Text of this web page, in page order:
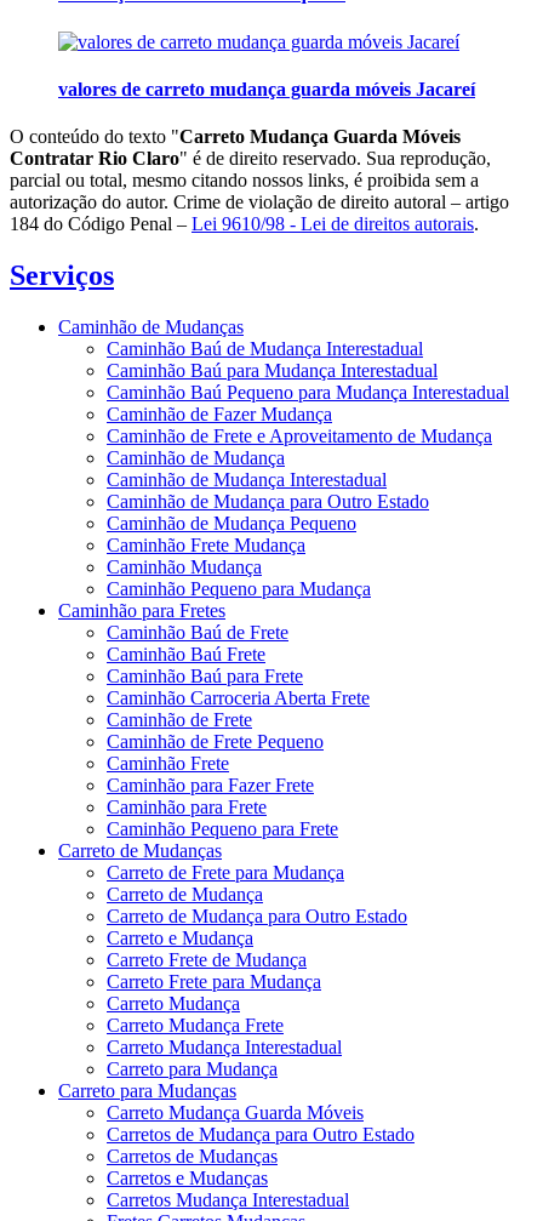
valores de carreto mudança guarda móveis Jacareí
O conteúdo do texto "Carreto Mudança Guarda Móveis
Contratar Rio Claro" é de direito reservado. Sua reprodução,
parcial ou total, mesmo citando nossos links, é proibida sem a
autorização do autor. Crime de violação de direito autoral – artigo
184 do Código Penal – Lei 9610/98 - Lei de direitos autorais.
Serviços
Caminhão de Mudanças
Caminhão Baú de Mudança Interestadual
Caminhão Baú para Mudança Interestadual
Caminhão Baú Pequeno para Mudança Interestadual
Caminhão de Fazer Mudança
Caminhão de Frete e Aproveitamento de Mudança
Caminhão de Mudança
Caminhão de Mudança Interestadual
Caminhão de Mudança para Outro Estado
Caminhão de Mudança Pequeno
Caminhão Frete Mudança
Caminhão Mudança
Caminhão Pequeno para Mudança
Caminhão para Fretes
Caminhão Baú de Frete
Caminhão Baú Frete
Caminhão Baú para Frete
Caminhão Carroceria Aberta Frete
Caminhão de Frete
Caminhão de Frete Pequeno
Caminhão Frete
Caminhão para Fazer Frete
Caminhão para Frete
Caminhão Pequeno para Frete
Carreto de Mudanças
Carreto de Frete para Mudança
Carreto de Mudança
Carreto de Mudança para Outro Estado
Carreto e Mudança
Carreto Frete de Mudança
Carreto Frete para Mudança
Carreto Mudança
Carreto Mudança Frete
Carreto Mudança Interestadual
Carreto para Mudança
Carreto para Mudanças
Carreto Mudança Guarda Móveis
Carretos de Mudança para Outro Estado
Carretos de Mudanças
Carretos e Mudanças
Carretos Mudança Interestadual